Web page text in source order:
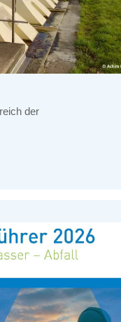
der